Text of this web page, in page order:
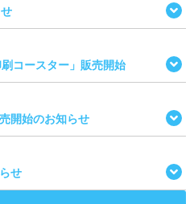
コースター」販売開始
開始のお知らせ
せ